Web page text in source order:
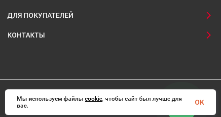
ДЛЯ ПОКУПАТЕЛЕЙ
КОНТАКТЫ
© 2008-2026 Interadoors.ru Все права защищены
Мы используем файлы cookie, чтобы сайт был лучше для
вас.
OK